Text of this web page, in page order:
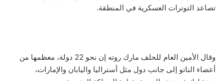
تصاعد التوترات العسكرية في المنطقة.
وقال الأمين العام للحلف مارك روته إن نحو 22 دولة، معظمها من
أعضاء الناتو إلى جانب دول مثل أستراليا واليابان والإمارات،